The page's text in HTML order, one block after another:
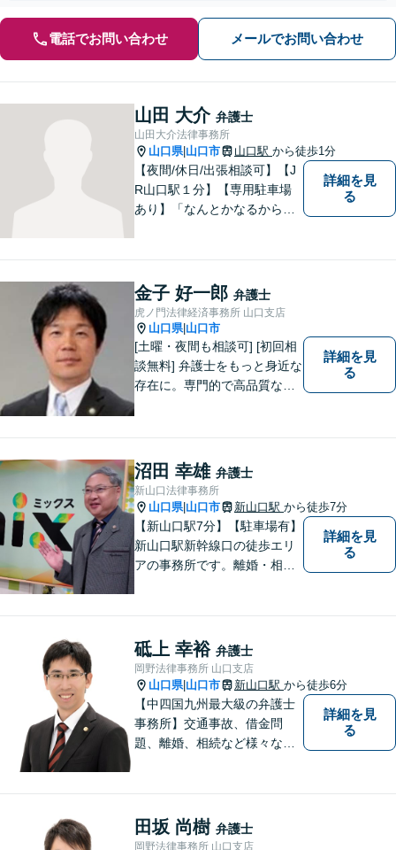
電話でお問い合わせ メールでお問い合わせ
山田 大介 弁護士
山田大介法律事務所
山口県| 山口市 山口駅 から徒歩1分
【夜間/休日/出張相談可】【J
R山口駅１分】【専用駐車場
あり】「なんとかなるから大
方はお気軽にご相談くださ
い。
詳細を見
る
金子 好一郎 弁護士
虎ノ門法律経済事務所 山口支店
山口県| 山口市
[土曜・夜間も相談可] [初回相
談無料] 弁護士をもっと身近な
存在に。専門的で高品質なリ
詳細を見
る
沼田 幸雄 弁護士
新山口法律事務所
山口県| 山口市 新山口駅 から徒歩7分
【新山口駅7分】【駐車場有】
新山口駅新幹線口の徒歩エリ
アの事務所です。離婚・相続
になることがあれば、おたず
ねください。
詳細を見
る
砥上 幸裕 弁護士
岡野法律事務所 山口支店
山口県| 山口市 新山口駅 から徒歩6分
【中四国九州最大級の弁護士
事務所】交通事故、借金問
題、離婚、相続など様々な問
い！
詳細を見
る
田坂 尚樹 弁護士
岡野法律事務所 山口支店